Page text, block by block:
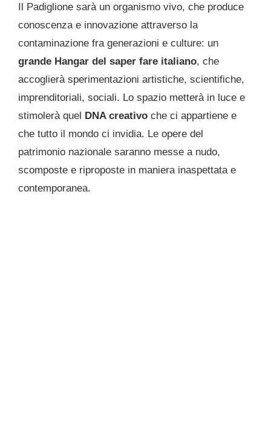
Il Padiglione sarà un organismo vivo, che produce
conoscenza e innovazione attraverso la
contaminazione fra generazioni e culture: un
grande Hangar del saper fare italiano, che
accoglierà sperimentazioni artistiche, scientifiche,
imprenditoriali, sociali. Lo spazio metterà in luce e
stimolerà quel DNA creativo che ci appartiene e
che tutto il mondo ci invidia. Le opere del
patrimonio nazionale saranno messe a nudo,
scomposte e riproposte in maniera inaspettata e
contemporanea.